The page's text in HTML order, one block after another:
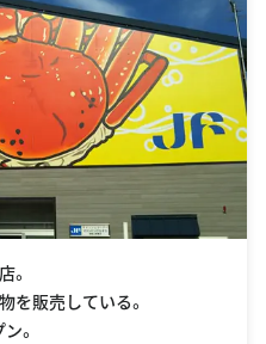
。
を販売している。
。